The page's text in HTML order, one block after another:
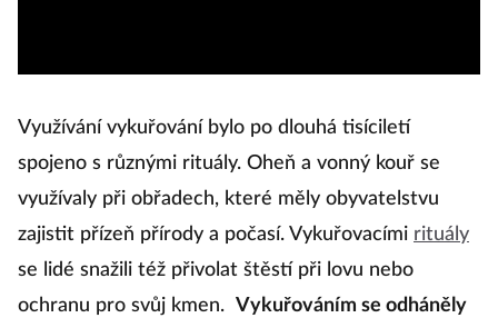
Využívání vykuřování bylo po dlouhá tisíciletí
spojeno s různými rituály. Oheň a vonný kouř se
využívaly při obřadech, které měly obyvatelstvu
zajistit přízeň přírody a počasí. Vykuřovacími rituály
se lidé snažili též přivolat štěstí při lovu nebo
ochranu pro svůj kmen. Vykuřováním se odháněly